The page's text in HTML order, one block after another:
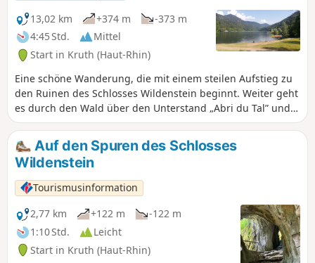
13,02 km
+374 m
-373 m
4:45 Std.
Mittel
Start in Kruth (Haut-Rhin)
Eine schöne Wanderung, die mit einem steilen Aufstieg zu
den Ruinen des Schlosses Wildenstein beginnt. Weiter geht
es durch den Wald über den Unterstand „Abri du Tal” und
den oberen Teil des Wasserfalls „Cascade du Bockloch” bis
zur Gemeinde Wildenstein. Der Rückweg führt entlang der
Thur und dem Westufer des Sees.
Auf den Spuren des Schlosses
Wildenstein
Tourismusinformation
2,77 km
+122 m
-122 m
1:10 Std.
Leicht
Start in Kruth (Haut-Rhin)